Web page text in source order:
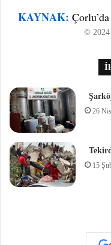
KAYNAK:
© 2024
26
15